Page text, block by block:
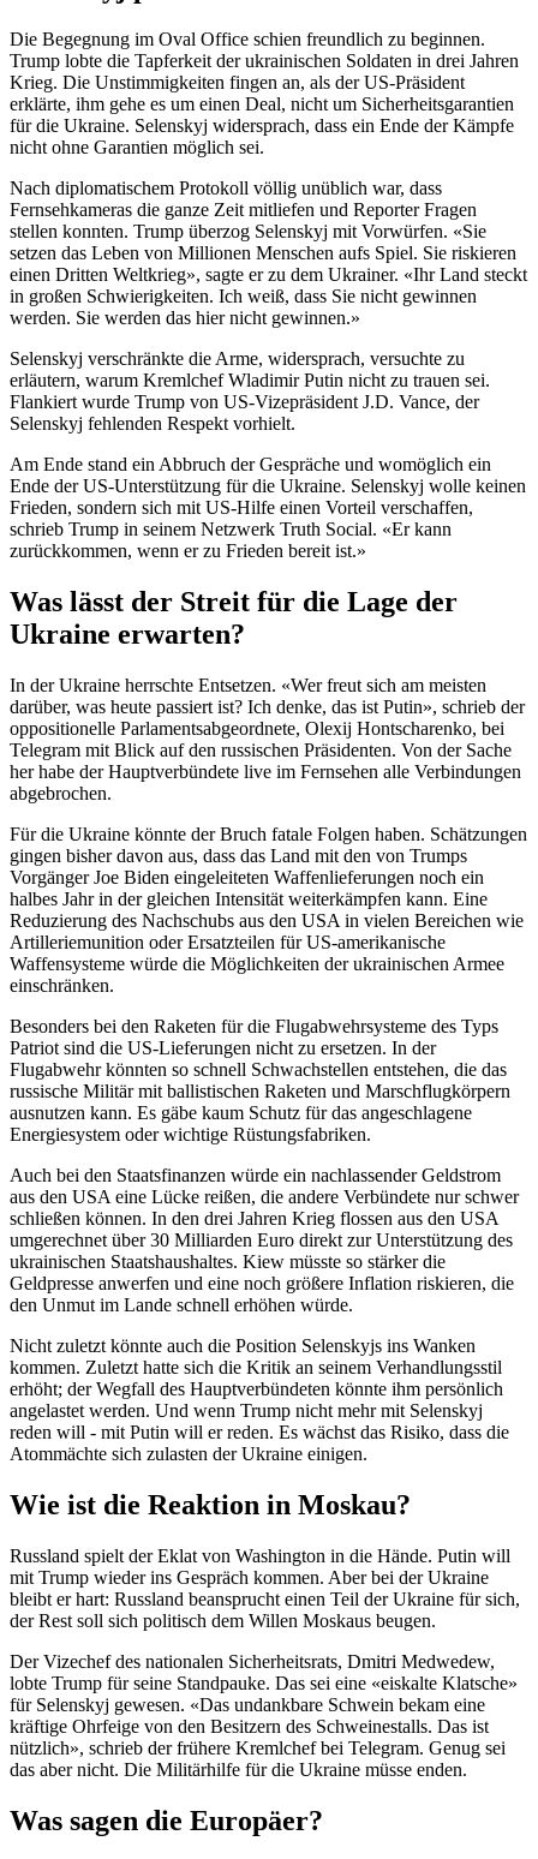
Die Begegnung im Oval Office schien freundlich zu beginnen.
Trump lobte die Tapferkeit der ukrainischen Soldaten in drei Jahren
Krieg. Die Unstimmigkeiten fingen an, als der US-Präsident
erklärte, ihm gehe es um einen Deal, nicht um Sicherheitsgarantien
für die Ukraine. Selenskyj widersprach, dass ein Ende der Kämpfe
nicht ohne Garantien möglich sei.
Nach diplomatischem Protokoll völlig unüblich war, dass
Fernsehkameras die ganze Zeit mitliefen und Reporter Fragen
stellen konnten. Trump überzog Selenskyj mit Vorwürfen. «Sie
setzen das Leben von Millionen Menschen aufs Spiel. Sie riskieren
einen Dritten Weltkrieg», sagte er zu dem Ukrainer. «Ihr Land steckt
in großen Schwierigkeiten. Ich weiß, dass Sie nicht gewinnen
werden. Sie werden das hier nicht gewinnen.»
Selenskyj verschränkte die Arme, widersprach, versuchte zu
erläutern, warum Kremlchef Wladimir Putin nicht zu trauen sei.
Flankiert wurde Trump von US-Vizepräsident J.D. Vance, der
Selenskyj fehlenden Respekt vorhielt.
Am Ende stand ein Abbruch der Gespräche und womöglich ein
Ende der US-Unterstützung für die Ukraine. Selenskyj wolle keinen
Frieden, sondern sich mit US-Hilfe einen Vorteil verschaffen,
schrieb Trump in seinem Netzwerk Truth Social. «Er kann
zurückkommen, wenn er zu Frieden bereit ist.»
Was lässt der Streit für die Lage der
Ukraine erwarten?
In der Ukraine herrschte Entsetzen. «Wer freut sich am meisten
darüber, was heute passiert ist? Ich denke, das ist Putin», schrieb der
oppositionelle Parlamentsabgeordnete, Olexij Hontscharenko, bei
Telegram mit Blick auf den russischen Präsidenten. Von der Sache
her habe der Hauptverbündete live im Fernsehen alle Verbindungen
abgebrochen.
Für die Ukraine könnte der Bruch fatale Folgen haben. Schätzungen
gingen bisher davon aus, dass das Land mit den von Trumps
Vorgänger Joe Biden eingeleiteten Waffenlieferungen noch ein
halbes Jahr in der gleichen Intensität weiterkämpfen kann. Eine
Reduzierung des Nachschubs aus den USA in vielen Bereichen wie
Artilleriemunition oder Ersatzteilen für US-amerikanische
Waffensysteme würde die Möglichkeiten der ukrainischen Armee
einschränken.
Besonders bei den Raketen für die Flugabwehrsysteme des Typs
Patriot sind die US-Lieferungen nicht zu ersetzen. In der
Flugabwehr könnten so schnell Schwachstellen entstehen, die das
russische Militär mit ballistischen Raketen und Marschflugkörpern
ausnutzen kann. Es gäbe kaum Schutz für das angeschlagene
Energiesystem oder wichtige Rüstungsfabriken.
Auch bei den Staatsfinanzen würde ein nachlassender Geldstrom
aus den USA eine Lücke reißen, die andere Verbündete nur schwer
schließen können. In den drei Jahren Krieg flossen aus den USA
umgerechnet über 30 Milliarden Euro direkt zur Unterstützung des
ukrainischen Staatshaushaltes. Kiew müsste so stärker die
Geldpresse anwerfen und eine noch größere Inflation riskieren, die
den Unmut im Lande schnell erhöhen würde.
Nicht zuletzt könnte auch die Position Selenskyjs ins Wanken
kommen. Zuletzt hatte sich die Kritik an seinem Verhandlungsstil
erhöht; der Wegfall des Hauptverbündeten könnte ihm persönlich
angelastet werden. Und wenn Trump nicht mehr mit Selenskyj
reden will - mit Putin will er reden. Es wächst das Risiko, dass die
Atommächte sich zulasten der Ukraine einigen.
Wie ist die Reaktion in Moskau?
Russland spielt der Eklat von Washington in die Hände. Putin will
mit Trump wieder ins Gespräch kommen. Aber bei der Ukraine
bleibt er hart: Russland beansprucht einen Teil der Ukraine für sich,
der Rest soll sich politisch dem Willen Moskaus beugen.
Der Vizechef des nationalen Sicherheitsrats, Dmitri Medwedew,
lobte Trump für seine Standpauke. Das sei eine «eiskalte Klatsche»
für Selenskyj gewesen. «Das undankbare Schwein bekam eine
kräftige Ohrfeige von den Besitzern des Schweinestalls. Das ist
nützlich», schrieb der frühere Kremlchef bei Telegram. Genug sei
das aber nicht. Die Militärhilfe für die Ukraine müsse enden.
Was sagen die Europäer?